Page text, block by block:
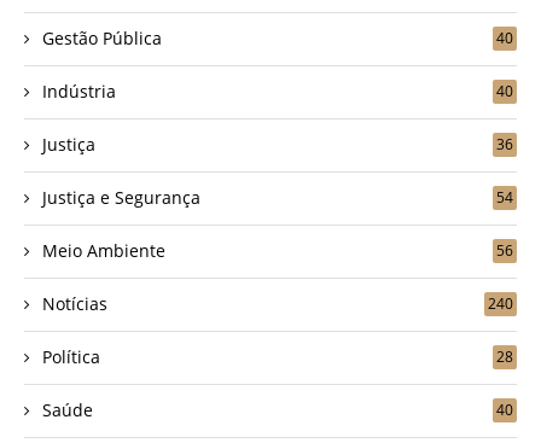
Gestão Pública 40
Indústria 40
Justiça 36
Justiça e Segurança 54
Meio Ambiente 56
Notícias 240
Política 28
Saúde 40